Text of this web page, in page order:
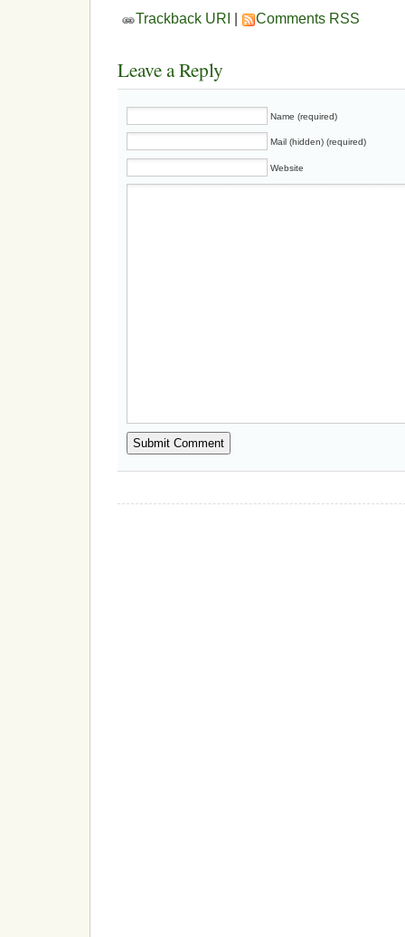
Trackback URI Comments RSS
Leave a Reply
Name (required)
Mail (hidden) (required)
Website